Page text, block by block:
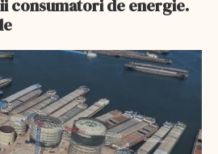
consumatori de energie.